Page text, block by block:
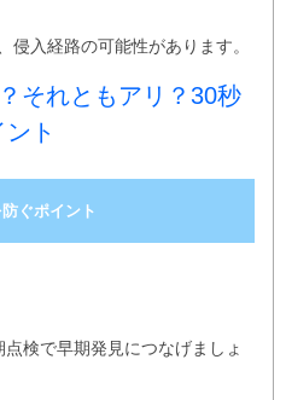
侵入経路の可能性があります。
それともアリ？30秒
ト
ぐポイント
検で早期発見につなげましょ